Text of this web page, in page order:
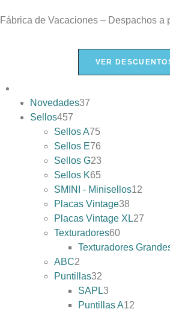
Fábrica de Vacaciones – Despachos a
VER
Novedades37
Sellos457
Sellos A75
Sellos E76
Sellos G23
Sellos K65
SMINI - Minisellos12
Placas Vintage38
Placas Vintage XL27
Texturadores60
Texturadores
ABC2
Puntillas32
SAPL3
Puntillas A12